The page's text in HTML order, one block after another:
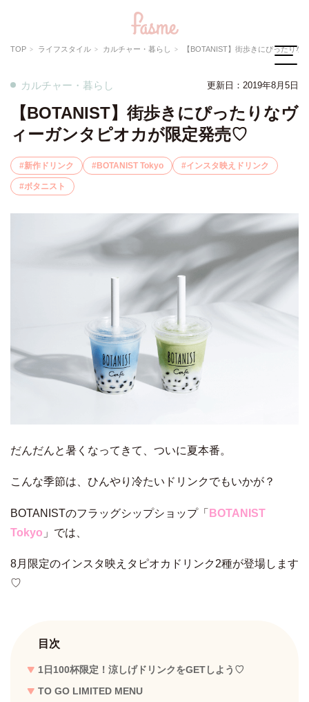
TOP ライフスタイル カルチャー・暮らし 【BOTANIST】街歩きにぴったりなヴィ
カルチャー・暮らし 更新日： 2019年8月5日
【BOTANIST】街歩きにぴったりなヴ
ィーガンタピオカが限定発売♡
新作ドリンク BOTANIST Tokyo インスタ映えドリンク
ボタニスト
だんだんと暑くなってきて、ついに夏本番。
こんな季節は、ひんやり冷たいドリンクでもいかが？
BOTANISTのフラッグシップショップ「 BOTANIST
Tokyo 」では、
8月限定のインスタ映えタピオカドリンク2種が登場します
♡
目次
1日100杯限定！涼しげドリンクをGETしよう♡
TO GO LIMITED MENU